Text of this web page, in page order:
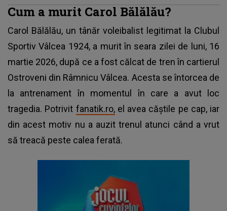
Cum a murit Carol Bălălău?
Carol Bălălău, un tânăr voleibalist legitimat la Clubul
Sportiv Vâlcea 1924, a murit în seara zilei de luni, 16
martie 2026, după ce a fost călcat de tren în cartierul
Ostroveni din Râmnicu Vâlcea. Acesta se întorcea de
la antrenament în momentul în care a avut loc
tragedia. Potrivit fanatik.ro,el avea căștile pe cap, iar
din acest motiv nu a auzit trenul atunci când a vrut
să treacă peste calea ferată.